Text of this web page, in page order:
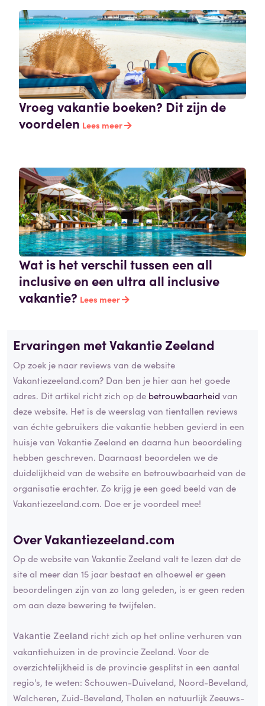
Vroeg vakantie boeken? Dit zijn de
voordelen Lees meer
Wat is het verschil tussen een all
inclusive en een ultra all inclusive
vakantie? Lees meer
Ervaringen met Vakantie Zeeland
Op zoek je naar reviews van de website
Vakantiezeeland.com? Dan ben je hier aan het goede
adres. Dit artikel richt zich op de betrouwbaarheid van
deze website. Het is de weerslag van tientallen reviews
van échte gebruikers die vakantie hebben gevierd in een
huisje van Vakantie Zeeland en daarna hun beoordeling
hebben geschreven. Daarnaast beoordelen we de
duidelijkheid van de website en betrouwbaarheid van de
organisatie erachter. Zo krijg je een goed beeld van de
Vakantiezeeland.com. Doe er je voordeel mee!
Over Vakantiezeeland.com
Op de website van Vakantie Zeeland valt te lezen dat de
site al meer dan 15 jaar bestaat en alhoewel er geen
beoordelingen zijn van zo lang geleden, is er geen reden
om aan deze bewering te twijfelen.
Vakantie Zeeland richt zich op het online verhuren van
vakantiehuizen in de provincie Zeeland. Voor de
overzichtelijkheid is de provincie gesplitst in een aantal
regio's, te weten: Schouwen-Duiveland, Noord-Beveland,
Walcheren, Zuid-Beveland, Tholen en natuurlijk Zeeuws-